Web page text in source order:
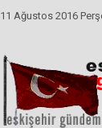
11 Ağustos 2016